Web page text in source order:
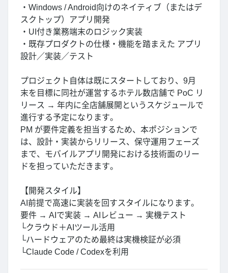
・Windows / Android向けのネイティブ（またはデ
スクトップ）アプリ開発
・UI付き業務端末のロジック実装
・既存プロダクトの仕様・機能を踏まえた アプリ
設計／実装／テスト
プロジェクト自体は既にスタートしており、9月
末を目標に同社が運営するホテル数店舗で PoC リ
リース → 年内に全店舗展開というスケジュールで
進行する予定になります。
PM が要件定義を担当するため、本ポジションで
は、設計・実装からリリース、保守運用フェーズ
まで、モバイルアプリ開発における技術面のリー
ドを担っていただきます。
【開発スタイル】
AI前提で高速に実装を回すスタイルになります。
要件 → AIで実装 → AIレビュー → 実機テスト
└クラウド＋AIツール活用
└ハードウェアのため最終は実機検証が必須
└Claude Code / Codexを利用